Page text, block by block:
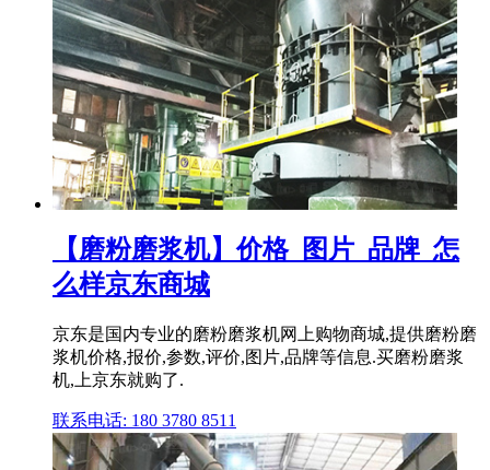
【磨粉磨浆机】价格_图片_品牌_怎
么样京东商城
京东是国内专业的磨粉磨浆机网上购物商城,提供磨粉磨
浆机价格,报价,参数,评价,图片,品牌等信息.买磨粉磨浆
机,上京东就购了.
联系电话: 180 3780 8511